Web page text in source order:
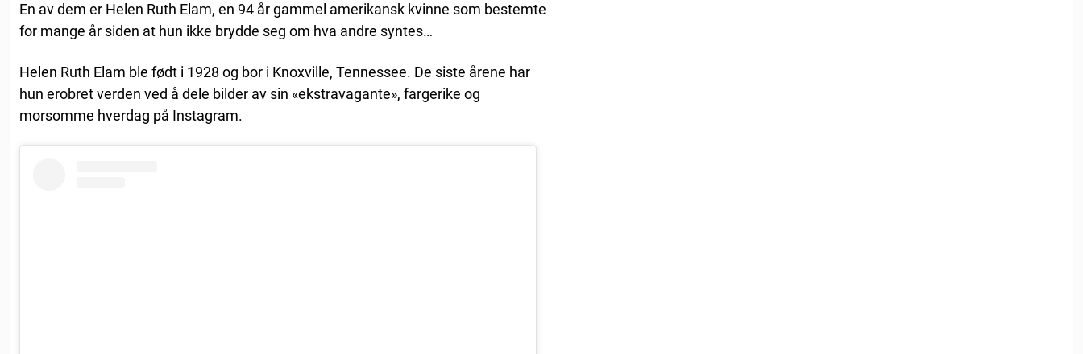
En av dem er Helen Ruth Elam, en 94 år gammel amerikansk kvinne som bestemte
for mange år siden at hun ikke brydde seg om hva andre syntes…
Helen Ruth Elam ble født i 1928 og bor i Knoxville, Tennessee. De siste årene har
hun erobret verden ved å dele bilder av sin «ekstravagante», fargerike og
morsomme hverdag på Instagram.